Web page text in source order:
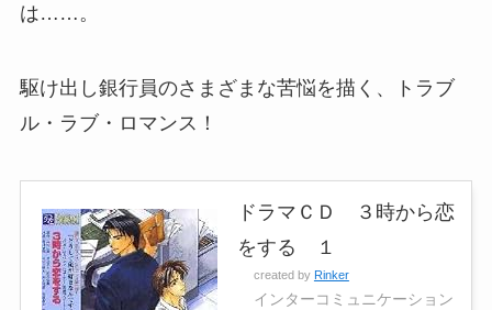
は……。
駆け出し銀行員のさまざまな苦悩を描く、トラブ
ル・ラブ・ロマンス！
ドラマＣＤ ３時から恋
をする １
created by Rinker
インターコミュニケーション